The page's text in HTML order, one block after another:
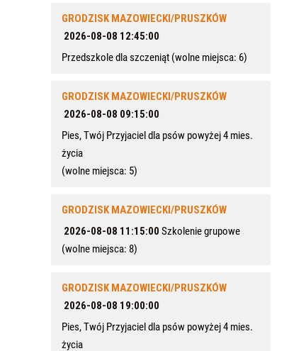
GRODZISK MAZOWIECKI/PRUSZKÓW
2026-08-08 12:45:00
Przedszkole dla szczeniąt (wolne miejsca: 6)
GRODZISK MAZOWIECKI/PRUSZKÓW
2026-08-08 09:15:00
Pies, Twój Przyjaciel dla psów powyżej 4 mies.
życia
(wolne miejsca: 5)
GRODZISK MAZOWIECKI/PRUSZKÓW
2026-08-08 11:15:00 Szkolenie grupowe
(wolne miejsca: 8)
GRODZISK MAZOWIECKI/PRUSZKÓW
2026-08-08 19:00:00
Pies, Twój Przyjaciel dla psów powyżej 4 mies.
życia